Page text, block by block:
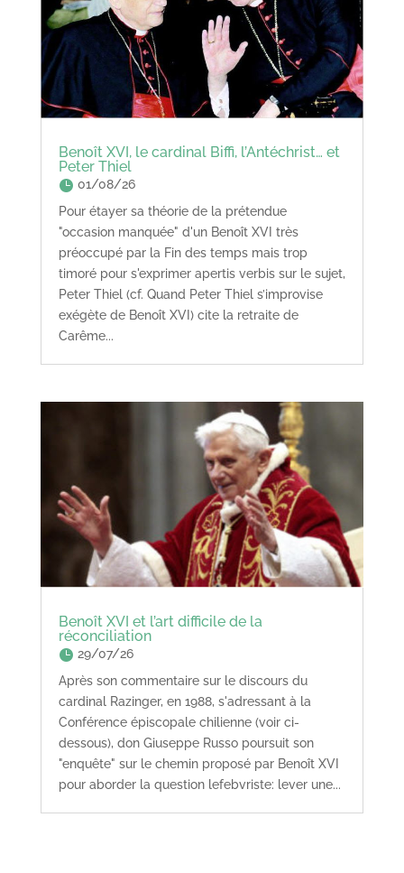
Benoît XVI, le cardinal Biffi, l’Antéchrist… et
Peter Thiel
01/08/26
Pour étayer sa théorie de la prétendue
"occasion manquée" d'un Benoît XVI très
préoccupé par la Fin des temps mais trop
timoré pour s'exprimer apertis verbis sur le sujet,
Peter Thiel (cf. Quand Peter Thiel s’improvise
exégète de Benoît XVI) cite la retraite de
Carême...
Benoît XVI et l’art difficile de la
réconciliation
29/07/26
Après son commentaire sur le discours du
cardinal Razinger, en 1988, s'adressant à la
Conférence épiscopale chilienne (voir ci-
dessous), don Giuseppe Russo poursuit son
"enquête" sur le chemin proposé par Benoît XVI
pour aborder la question lefebvriste: lever une...